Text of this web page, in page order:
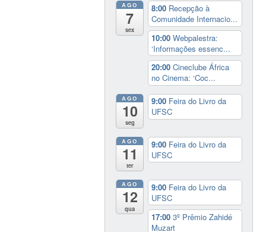
AGO
7
sex
8:00 Recepção à
Comunidade Internacio...
10:00Webpalestra:
‘Informações essenc...
20:00Cineclube África
no Cinema: ‘Coc...
AGO
10
seg
9:00 Feira do Livro da
UFSC
AGO
11
ter
9:00 Feira do Livro da
UFSC
AGO
12
qua
9:00 Feira do Livro da
UFSC
17:003º Prêmio Zahidé
Muzart